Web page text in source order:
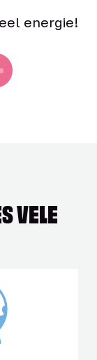
energie!
VELE